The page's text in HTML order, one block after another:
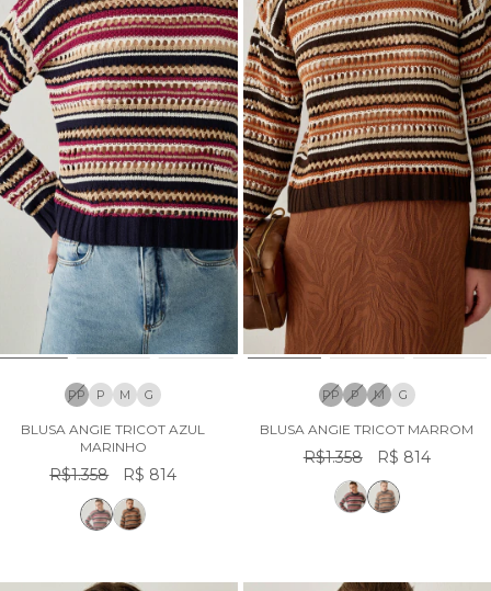
PP P M G
BLUSA ANGIE TRICOT AZUL
MARINHO
R$1.358 R$ 814
PP P M G
BLUSA ANGIE TRICOT MARROM
R$1.358 R$ 814